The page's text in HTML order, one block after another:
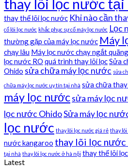
thay lõi lọc nước tại
thay thế lõi lọc nước Khi nào cần
cố lõi lọc nước khắc phục sự cố máy lọc nước Lọc
thường gặp của máy lọc nước Máy
chạy lâu Máy lọc nước chạy ngắt quãng
lọc nước RO quá trình thay lõi lọcSửa
Ohido sửa chữa máy lọc nước sửa
chữa máy lọc nước uy tín tại nhà sửa chữa
máy lọc nướcsửa máy lọc
lọc nước OhidoSửa máy lọc
lọc nước thay lõi lọc nước giá rẻ thay
nước kangaroo thay lõi lọc nước
tại nhà thay lõi lọc nước ở hà nội thay thế lõi
Latest